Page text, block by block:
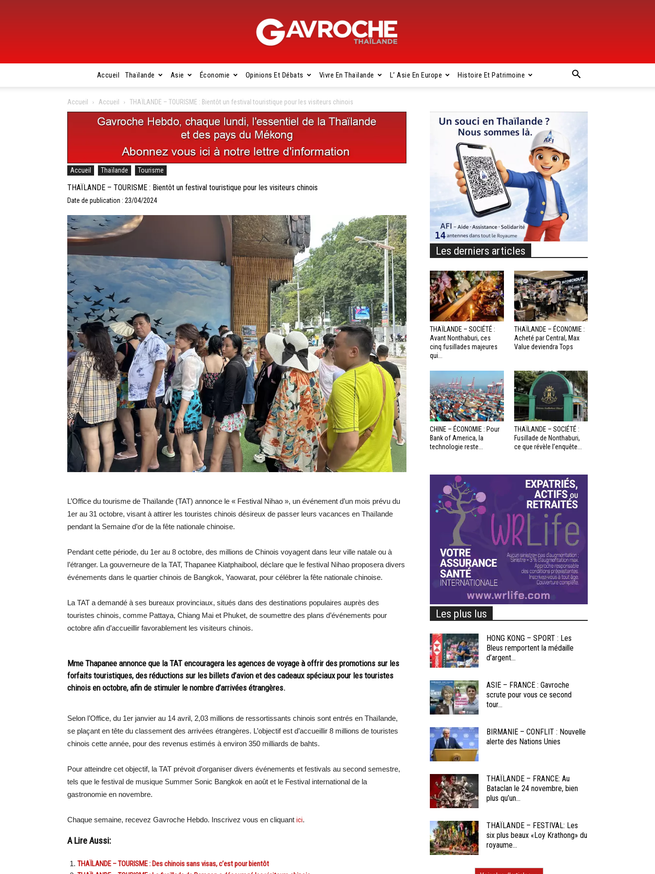
Gavroche
Accueil Thaïlande Asie Économie Opinions Et Débats Vivre En Thaïlande L’ Asie En Europe Histoire Et Patrimoine
Accueil Accueil THAÏLANDE – TOURISME : Bientôt un festival touristique pour les visiteurs chinois
Accueil Thaïlande Tourisme
THAÏLANDE – TOURISME : Bientôt un festival touristique pour les visiteurs chinois
Date de publication : 23/04/2024
L’Office du tourisme de Thaïlande (TAT) annonce le « Festival Nihao », un événement d’un mois prévu du
1er au 31 octobre, visant à attirer les touristes chinois désireux de passer leurs vacances en Thaïlande
pendant la Semaine d’or de la fête nationale chinoise.
Pendant cette période, du 1er au 8 octobre, des millions de Chinois voyagent dans leur ville natale ou à
l’étranger. La gouverneure de la TAT, Thapanee Kiatphaibool, déclare que le festival Nihao proposera divers
événements dans le quartier chinois de Bangkok, Yaowarat, pour célébrer la fête nationale chinoise.
La TAT a demandé à ses bureaux provinciaux, situés dans des destinations populaires auprès des
touristes chinois, comme Pattaya, Chiang Mai et Phuket, de soumettre des plans d’événements pour
octobre afin d’accueillir favorablement les visiteurs chinois.
Mme Thapanee annonce que la TAT encouragera les agences de voyage à offrir des promotions sur les
forfaits touristiques, des réductions sur les billets d’avion et des cadeaux spéciaux pour les touristes
chinois en octobre, afin de stimuler le nombre d’arrivées étrangères.
Selon l’Office, du 1er janvier au 14 avril, 2,03 millions de ressortissants chinois sont entrés en Thaïlande,
se plaçant en tête du classement des arrivées étrangères. L’objectif est d’accueillir 8 millions de touristes
chinois cette année, pour des revenus estimés à environ 350 milliards de bahts.
Pour atteindre cet objectif, la TAT prévoit d’organiser divers événements et festivals au second semestre,
tels que le festival de musique Summer Sonic Bangkok en août et le Festival international de la
gastronomie en novembre.
Chaque semaine, recevez Gavroche Hebdo. Inscrivez vous en cliquant ici.
A Lire Aussi:
THAÏLANDE – TOURISME : Des chinois sans visas, c’est pour bientôt
Les derniers articles
THAÏLANDE – SOCIÉTÉ :
Avant Nonthaburi, ces
cinq fusillades majeures
qui...
THAÏLANDE – ÉCONOMIE :
Acheté par Central, Max
Value deviendra Tops
CHINE – ÉCONOMIE : Pour
Bank of America, la
technologie reste...
THAÏLANDE – SOCIÉTÉ :
Fusillade de Nonthaburi,
ce que révèle l’enquête...
Les plus lus
HONG KONG – SPORT : Les
Bleus remportent la médaille
d’argent...
ASIE – FRANCE : Gavroche
scrute pour vous ce second
tour...
BIRMANIE – CONFLIT : Nouvelle
alerte des Nations Unies
THAÏLANDE – FRANCE: Au
Bataclan le 24 novembre, bien
plus qu’un...
THAÏLANDE – FESTIVAL: Les
six plus beaux «Loy Krathong» du
royaume...